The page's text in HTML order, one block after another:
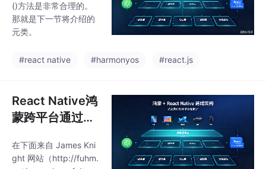
如下所示来实现：defd
ef’)else:’)下面是示例用
法：m.lazily_m.lazilyca
实现了鸿蒙风格
的加入购物车交
息校验与操作反
()方法是非常合理的。
那就是下一节将介绍的
元类。
#react native #harmonyos #react.js
React Native鸿
蒙跨平台通过一
ngs状态对象管
在下面来自 James Kni
ght 网站（http://fuhm.